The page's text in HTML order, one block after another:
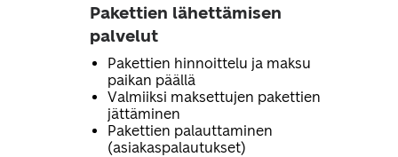
Pakettien lähettämisen
palvelut
Pakettien hinnoittelu ja maksu
paikan päällä
Valmiiksi maksettujen pakettien
jättäminen
Pakettien palauttaminen
(asiakaspalautukset)